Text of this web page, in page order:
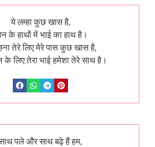
ये लम्हा कुछ खास है,
के हाथों में भाई का हाथ है।
तेरे लिए मेरे पास कुछ खास है,
लिए तेरा भाई हमेशा तेरे साथ है।
पले और साथ बढ़े हैं हम,